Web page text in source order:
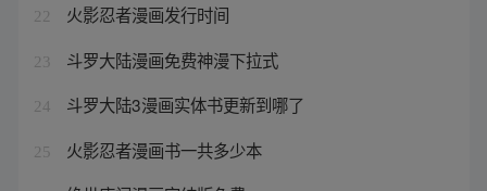
22 火影忍者漫画发行时间
23 斗罗大陆漫画免费神漫下拉式
24 斗罗大陆3漫画实体书更新到哪了
25 火影忍者漫画书一共多少本